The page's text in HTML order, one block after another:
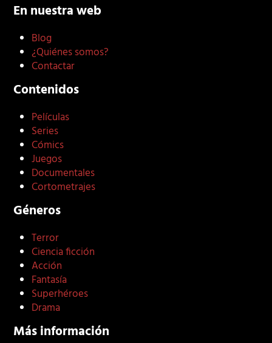
En nuestra web
Blog
¿Quiénes somos?
Contactar
Contenidos
Películas
Series
Cómics
Juegos
Documentales
Cortometrajes
Géneros
Terror
Ciencia ficción
Acción
Fantasía
Superhéroes
Drama
Más información